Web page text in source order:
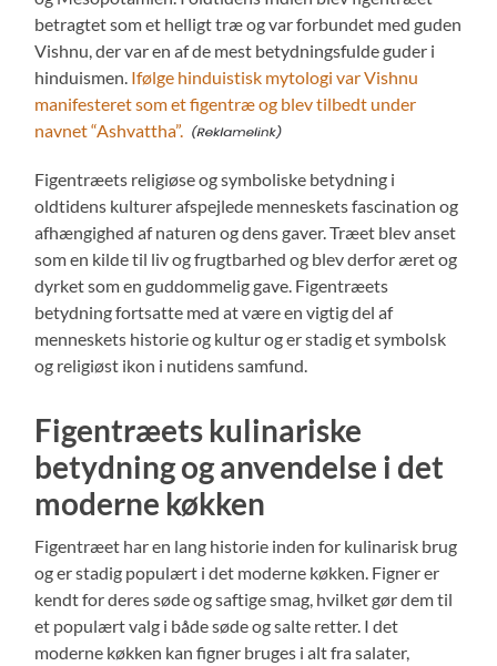
betragtet som et helligt træ og var forbundet med guden
Vishnu, der var en af de mest betydningsfulde guder i
hinduismen. Ifølge hinduistisk mytologi var Vishnu
manifesteret som et figentræ og blev tilbedt under
navnet “Ashvattha”.
Figentræets religiøse og symboliske betydning i
oldtidens kulturer afspejlede menneskets fascination og
afhængighed af naturen og dens gaver. Træet blev anset
som en kilde til liv og frugtbarhed og blev derfor æret og
dyrket som en guddommelig gave. Figentræets
betydning fortsatte med at være en vigtig del af
menneskets historie og kultur og er stadig et symbolsk
og religiøst ikon i nutidens samfund.
Figentræets kulinariske
betydning og anvendelse i det
moderne køkken
Figentræet har en lang historie inden for kulinarisk brug
og er stadig populært i det moderne køkken. Figner er
kendt for deres søde og saftige smag, hvilket gør dem til
et populært valg i både søde og salte retter. I det
moderne køkken kan figner bruges i alt fra salater,